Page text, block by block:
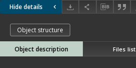
Hide details
Object structure
Object description Files list